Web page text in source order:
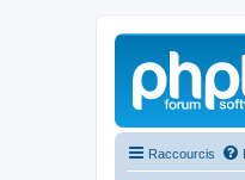
Raccourcis